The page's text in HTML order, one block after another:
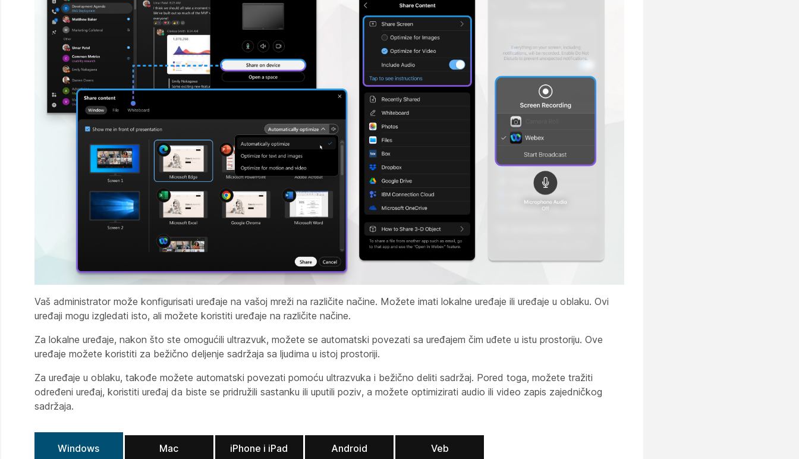
Vaš administrator može konfigurisati uređaje na vašoj mreži na različite načine. Možete imati lokalne uređaje ili uređaje u oblaku. Ovi
uređaji mogu izgledati isto, ali možete koristiti uređaje na različite načine.
Za lokalne uređaje, nakon što ste omogućili ultrazvuk, možete se automatski povezati sa uređajem čim uđete u istu prostoriju. Ove
uređaje možete koristiti za bežično deljenje sadržaja sa ljudima u istoj prostoriji.
Za uređaje u oblaku, takođe možete automatski povezati pomoću ultrazvuka i bežično deliti sadržaj. Pored toga, možete tražiti
određeni uređaj, koristiti uređaj da biste se pridružili sastanku ili uputili poziv, a možete optimizirati audio ili video zapis zajedničkog
sadržaja.
Windows Mac iPhone i iPad Android Veb